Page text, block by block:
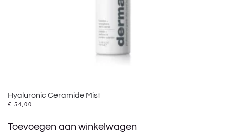
Hyaluronic Ceramide Mist
€ 54,00
Toevoegen aan winkelwagen